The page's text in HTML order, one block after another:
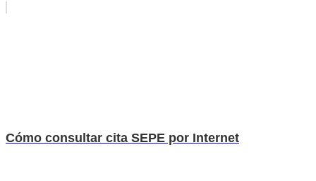
Cómo consultar cita SEPE por Internet